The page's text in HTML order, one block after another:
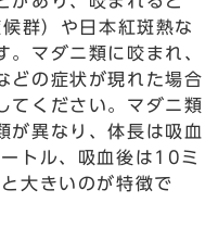
群）や日本紅斑熱な
。マダニ類に咬まれ、
どの症状が現れた場合
てください。マダニ類
が異なり、体長は吸血
トル、吸血後は10ミ
大きいのが特徴で